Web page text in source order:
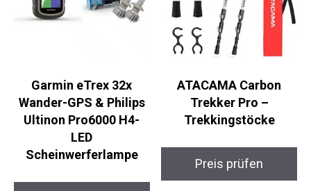
Garmin eTrex 32x
Wander-GPS & Philips
Ultinon Pro6000 H4-
LED
Scheinwerferlampe
ATACAMA Carbon
Trekker Pro –
Trekkingstöcke
Preis prüfen